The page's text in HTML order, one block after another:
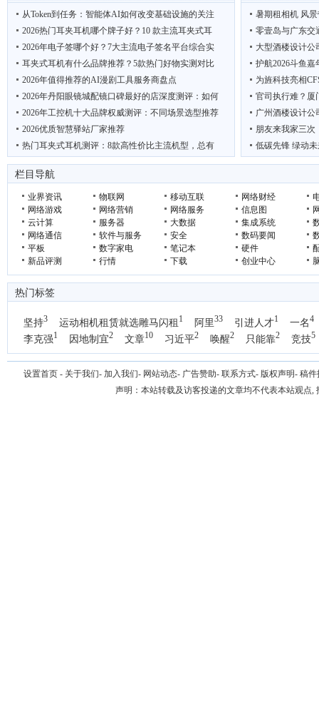
从Token到任务：智能体AI如何改变基础设施的关注
2026热门耳夹耳机哪个牌子好？10 款主流耳夹式耳
2026年电子签哪个好？7大主流电子签名平台综合实
耳夹式耳机有什么品牌推荐？5款热门好物实测对比
2026年值得推荐的AI漫剧工具服务商盘点
2026年丹阳眼镜城配镜口碑最好的店深度测评：如何
2026年工控机十大品牌权威测评：不同场景选型推荐
2026优质智慧驿站厂家推荐
热门耳夹式耳机测评：8款高性价比主流机型，总有
村田中国亮相2026慕尼黑上海电子展 四大领域及人
暑期租相机 风
零壹岛与广东交
大型酒楼设计公
护航2026斗鱼
为旌科技亮相
官司执行难？厦
广州酒楼设计公
朋友来我家三次
低碳先锋 绿动
栏目导航
业界资讯 物联网 移动互联 网络财经
网络游戏
网络营销 网络服务 信息图
云计算
服务器 大数据 集成系统
网络通信
软件与服务 安全 数码要闻
平板
数字家电 笔记本 硬件
新品评测
行情 下载 创业中心
热门标签
坚持3 运动相机租赁就选雕马闪租 1 阿里33 引进人才1 一名4
李克强1 因地制宜2 文章10 习近平2 唤醒2 只能靠2 竞技5
设置首页 - 关于我们- 加入我们- 网站动态- 广告赞助- 联系方式- 版权声明- 稿件
声明：本站转载及访客投递的文章均不代表本站观点